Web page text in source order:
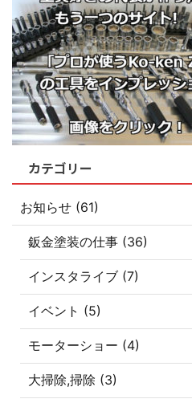
カテゴリー
お知らせ (61)
鈑金塗装の仕事 (36)
インスタライブ (7)
イベント (5)
モーターショー (4)
大掃除,掃除 (3)